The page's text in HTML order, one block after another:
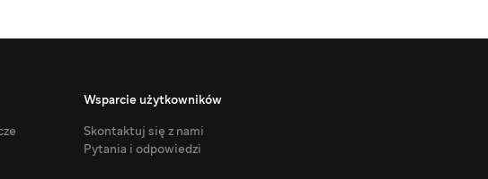
Wsparcie użytkowników
Skontaktuj się z nami
Pytania i odpowiedzi